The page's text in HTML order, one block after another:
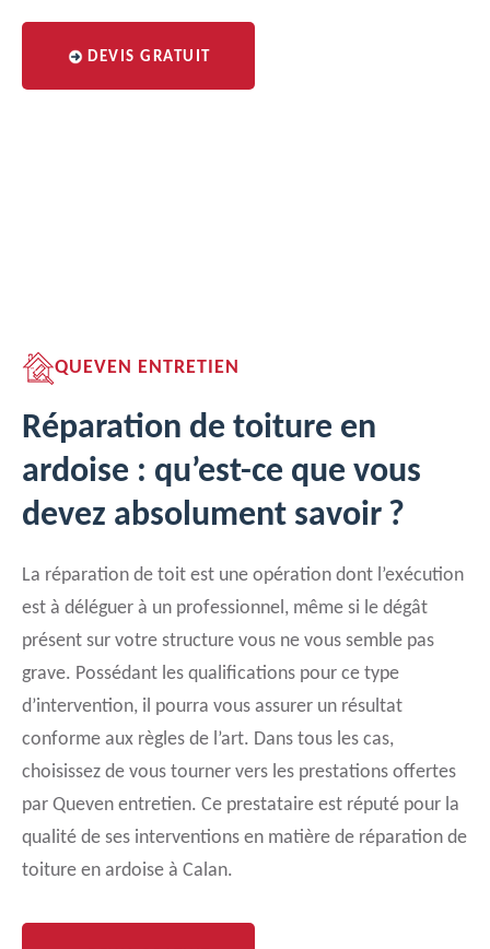
DEVIS GRATUIT
QUEVEN ENTRETIEN
Réparation de toiture en
ardoise : qu’est-ce que vous
devez absolument savoir ?
La réparation de toit est une opération dont l’exécution
est à déléguer à un professionnel, même si le dégât
présent sur votre structure vous ne vous semble pas
grave. Possédant les qualifications pour ce type
d’intervention, il pourra vous assurer un résultat
conforme aux règles de l’art. Dans tous les cas,
choisissez de vous tourner vers les prestations offertes
par Queven entretien. Ce prestataire est réputé pour la
qualité de ses interventions en matière de réparation de
toiture en ardoise à Calan.